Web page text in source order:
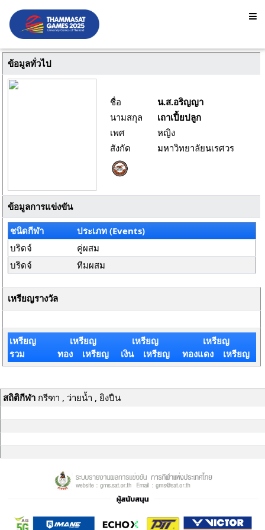
ข้อมูลทั่วไป
ชื่อ
น.ส.อริญญา
นามสกุล
เถาเปี้ยปลูก
เพศ
หญิง
สังกัด
มหาวิทยาลัยนเรศวร
ข้อมูลการแข่งขัน
ชนิดกีฬา
ประเภท (Events)
บริดจ์
คู่ผสม
บริดจ์
ทีมผสม
เหรียญรางวัล
เหรียญ
รวม
เหรียญ
ทอง เหรียญ
เหรียญ
เงิน เหรียญ
เหรียญ
ทองแดง เหรียญ
สถิติกีฬากรีฑา , ว่ายน้ำ , ยิงปืน